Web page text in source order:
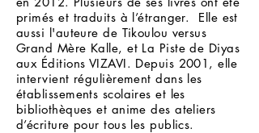
primés et traduits à l’étranger. Elle est
aussi l'auteure de Tikoulou versus
Grand Mère Kalle, et La Piste de Diyas
aux Éditions VIZAVI. Depuis 2001, elle
intervient régulièrement dans les
établissements scolaires et les
bibliothèques et anime des ateliers
d’écriture pour tous les publics.